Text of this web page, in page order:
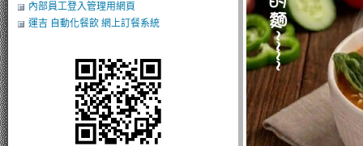
內部員工登入管理用網頁
運吉 自動化餐飲 網上訂餐系統